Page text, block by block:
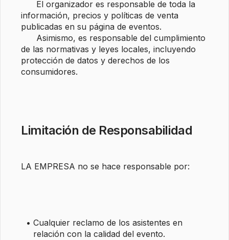
información, precios y políticas de venta
publicadas en su página de eventos.
de las normativas y leyes locales, incluyendo
protección de datos y derechos de los
consumidores.
Limitación de Responsabilidad
LA EMPRESA no se hace responsable por:
Cualquier reclamo de los asistentes en
relación con la calidad del evento.